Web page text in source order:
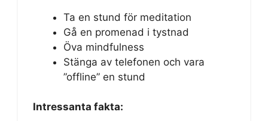
Ta en stund för meditation
Gå en promenad i tystnad
Öva mindfulness
Stänga av telefonen och vara
”offline” en stund
Intressanta fakta: